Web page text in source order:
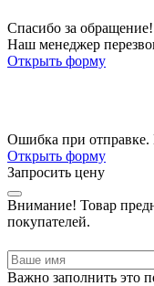
Спасибо за обращение!
Наш менеджер
Открыть форму
Ошибка при отправке.
Открыть форму
Запросить цену
Внимание! Товар
покупателей.
Важно заполнить это